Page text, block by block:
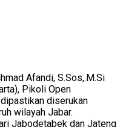
Afandi, S.Sos,.M.Si
Pikoli Open
diserukan
wilayah Jabar.
Jabodetabek dan Jateng